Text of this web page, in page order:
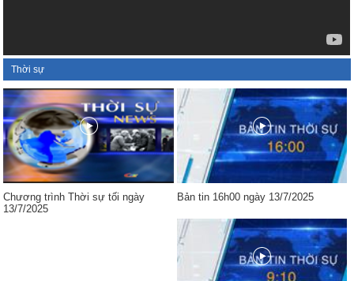
Thời sự
Chương trình Thời sự tối ngày
13/7/2025
Bản tin 16h00 ngày 13/7/2025